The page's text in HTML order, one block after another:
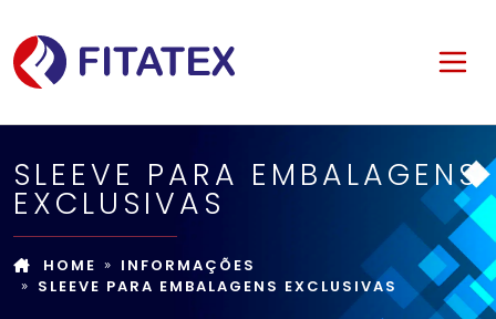
SLEEVE PARA EMBALAGENS
EXCLUSIVAS
HOME
INFORMAÇÕES
SLEEVE PARA EMBALAGENS EXCLUSIVAS